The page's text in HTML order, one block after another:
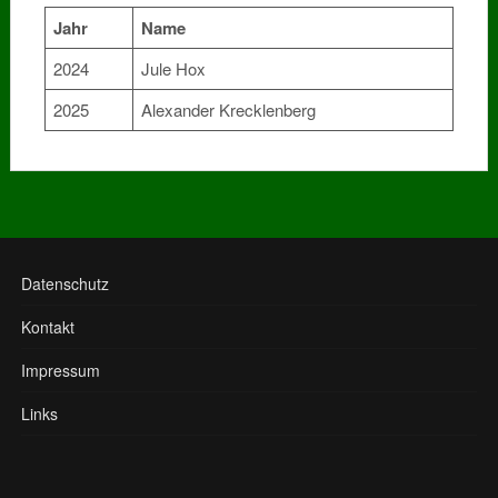
Jahr Name
2024
Jule Hox
2025
Alexander Krecklenberg
Datenschutz
Kontakt
Impressum
Links